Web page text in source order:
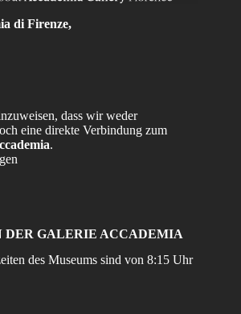
di Firenze,
dass wir weder
eine direkte Verbindung zum
.
DER GALERIE ACCADEMIA
des Museums sind von 8:15 Uhr